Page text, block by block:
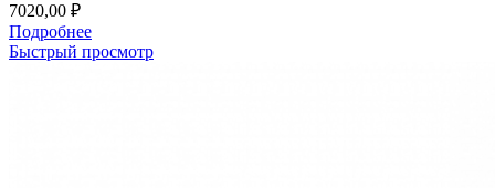
7020,00 ₽
Подробнее
Быстрый просмотр